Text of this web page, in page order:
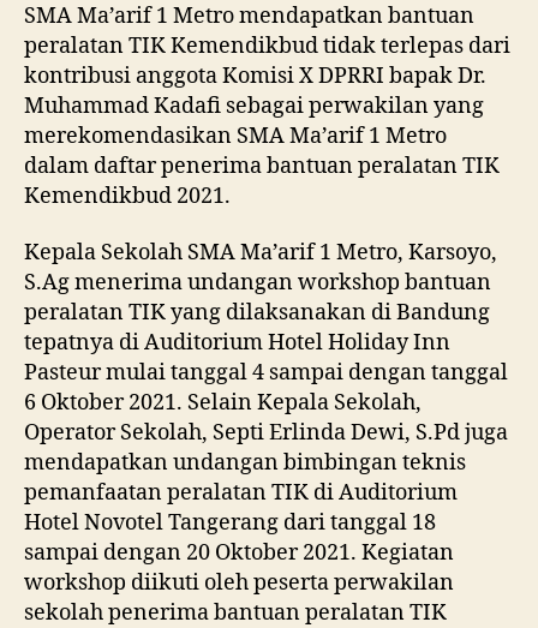
SMA Ma’arif 1 Metro mendapatkan bantuan
peralatan TIK Kemendikbud tidak terlepas dari
kontribusi anggota Komisi X DPRRI bapak Dr.
Muhammad Kadafi sebagai perwakilan yang
merekomendasikan SMA Ma’arif 1 Metro
dalam daftar penerima bantuan peralatan TIK
Kemendikbud 2021.
Kepala Sekolah SMA Ma’arif 1 Metro, Karsoyo,
S.Ag menerima undangan workshop bantuan
peralatan TIK yang dilaksanakan di Bandung
tepatnya di Auditorium Hotel Holiday Inn
Pasteur mulai tanggal 4 sampai dengan tanggal
6 Oktober 2021. Selain Kepala Sekolah,
Operator Sekolah, Septi Erlinda Dewi, S.Pd juga
mendapatkan undangan bimbingan teknis
pemanfaatan peralatan TIK di Auditorium
Hotel Novotel Tangerang dari tanggal 18
sampai dengan 20 Oktober 2021. Kegiatan
workshop diikuti oleh peserta perwakilan
sekolah penerima bantuan peralatan TIK